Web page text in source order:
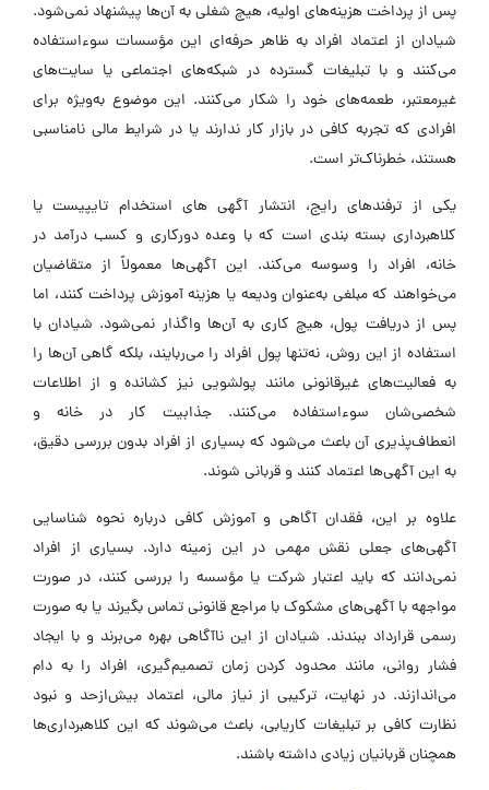
پس از پرداخت هزینه‌های اولیه، هیچ شغلی به آن‌ها پیشنهاد نمی‌شود.
شیادان از اعتماد افراد به ظاهر حرفه‌ای این مؤسسات سوءاستفاده
می‌کنند و با تبلیغات گسترده در شبکه‌های اجتماعی یا سایت‌های
غیرمعتبر، طعمه‌های خود را شکار می‌کنند. این موضوع به‌ویژه برای
افرادی که تجربه کافی در بازار کار ندارند یا در شرایط مالی نامناسبی
هستند، خطرناک‌تر است.
یکی از ترفند‌های رایج، انتشار آگهی‌ های استخدام تایپیست یا
کلاهبرداری بسته‌ بندی است که با وعده دورکاری و کسب درآمد در
خانه، افراد را وسوسه می‌کند. این آگهی‌ها معمولاً از متقاضیان
می‌خواهند که مبلغی به‌عنوان ودیعه یا هزینه آموزش پرداخت کنند، اما
پس از دریافت پول، هیچ کاری به آن‌ها واگذار نمی‌شود. شیادان با
استفاده از این روش، نه‌تنها پول افراد را می‌ربایند، بلکه گاهی آن‌ها را
به فعالیت‌های غیرقانونی مانند پولشویی نیز کشانده و از اطلاعات
شخصی‌شان سوءاستفاده می‌کنند. جذابیت کار در خانه و
انعطاف‌پذیری آن باعث می‌شود که بسیاری از افراد بدون بررسی دقیق،
به این آگهی‌ها اعتماد کنند و قربانی شوند.
علاوه بر این، فقدان آگاهی و آموزش کافی درباره نحوه شناسایی
آگهی‌های جعلی نقش مهمی در این زمینه دارد. بسیاری از افراد
نمی‌دانند که باید اعتبار شرکت یا مؤسسه را بررسی کنند، در صورت
مواجهه با آگهی‌های مشکوک با مراجع قانونی تماس بگیرند یا به صورت
رسمی قرارداد ببندند. شیادان از این ناآگاهی بهره می‌برند و با ایجاد
فشار روانی، مانند محدود کردن زمان تصمیم‌گیری، افراد را به دام
می‌اندازند. در نهایت، ترکیبی از نیاز مالی، اعتماد بیش‌ازحد و نبود
نظارت کافی بر تبلیغات کاریابی، باعث می‌شوند که این کلاهبرداری‌ها
همچنان قربانیان زیادی داشته باشند.